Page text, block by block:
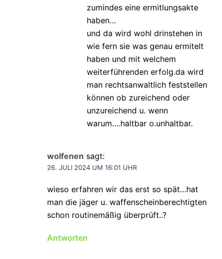
zumindes eine ermitlungsakte
haben…
und da wird wohl drinstehen in
wie fern sie was genau ermitelt
haben und mit welchem
weiterführenden erfolg.da wird
man rechtsanwaltlich feststellen
können ob zureichend oder
unzureichend u. wenn
warum….haltbar o.unhaltbar.
wolfenen sagt:
26. JULI 2024 UM 16:01 UHR
wieso erfahren wir das erst so spät…hat
man die jäger u. waffenscheinberechtigten
schon routinemäßig überprüft..?
Antworten